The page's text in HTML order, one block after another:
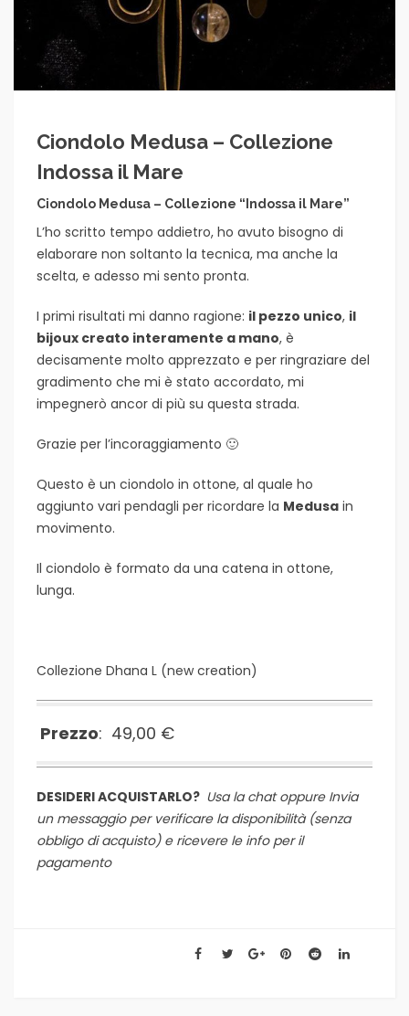
Ciondolo Medusa – Collezione
Indossa il Mare
Ciondolo Medusa – Collezione “Indossa il Mare”
L’ho scritto tempo addietro, ho avuto bisogno di
elaborare non soltanto la tecnica, ma anche la
scelta, e adesso mi sento pronta.
I primi risultati mi danno ragione: il pezzo unico, il
bijoux creato interamente a mano, è
decisamente molto apprezzato e per ringraziare del
gradimento che mi è stato accordato, mi
impegnerò ancor di più su questa strada.
Grazie per l’incoraggiamento 🙂
Questo è un ciondolo in ottone, al quale ho
aggiunto vari pendagli per ricordare la Medusa in
movimento.
Il ciondolo è formato da una catena in ottone,
lunga.
Collezione Dhana L (new creation)
Prezzo: 49,00 €
DESIDERI ACQUISTARLO? Usa la chat oppure Invia
un messaggio per verificare la disponibilità (senza
obbligo di acquisto) e ricevere le info per il
pagamento